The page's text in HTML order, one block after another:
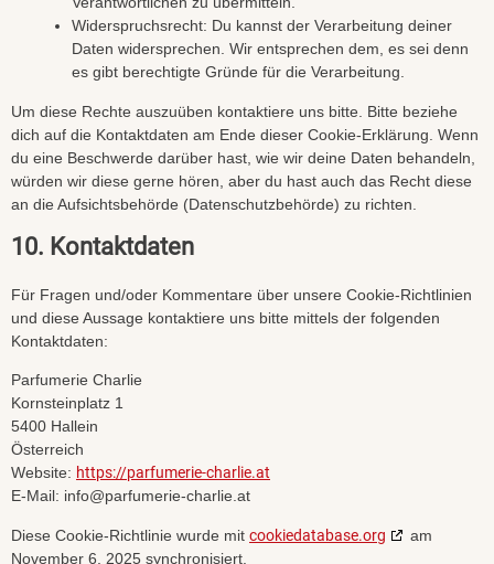
Widerspruchsrecht: Du kannst der Verarbeitung deiner
Daten widersprechen. Wir entsprechen dem, es sei denn
es gibt berechtigte Gründe für die Verarbeitung.
Um diese Rechte auszuüben kontaktiere uns bitte. Bitte beziehe
dich auf die Kontaktdaten am Ende dieser Cookie-Erklärung. Wenn
du eine Beschwerde darüber hast, wie wir deine Daten behandeln,
würden wir diese gerne hören, aber du hast auch das Recht diese
an die Aufsichtsbehörde (Datenschutzbehörde) zu richten.
10. Kontaktdaten
Für Fragen und/oder Kommentare über unsere Cookie-Richtlinien
und diese Aussage kontaktiere uns bitte mittels der folgenden
Kontaktdaten:
Parfumerie Charlie
Kornsteinplatz 1
5400 Hallein
Österreich
Website: https://parfumerie-charlie.at
E-Mail: info@parfumerie-charlie.at
Diese Cookie-Richtlinie wurde mit cookiedatabase.org
am
November 6, 2025 synchronisiert.